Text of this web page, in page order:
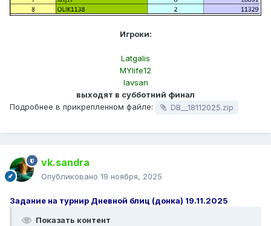
Игроки:
Latgalis
MYlife12
lavsan
выходят в субботний финал
Подробнее в прикрепленном файле:
DB__18112025.zip
vk.sandra
Опубликовано 19 ноября, 2025
Задание на турнир Дневной блиц (донка) 19.11.2025
Показать контент